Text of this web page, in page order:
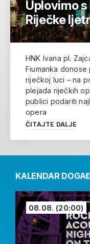
Uplovimo
Riječke
HNK Ivana pl.
Fiumanka
riječkoj luci – na
plejada riječkih
publici podariti
opera
ČITAJTE DALJE
KALENDAR
08.08. (20:00)